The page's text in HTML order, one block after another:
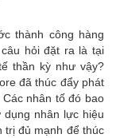
thành công hàng
hỏi đặt ra là tại
thần kỳ như vậy?
đã thúc đẩy phát
nhân tố đó bao
nhân lực hiệu
trị đủ mạnh để thúc